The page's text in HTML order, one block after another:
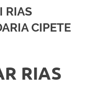
RIAS
CIPETE
RIAS